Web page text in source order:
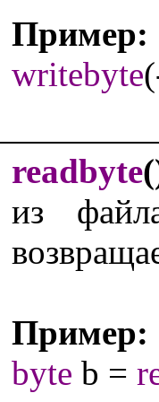
Пример:
writebyte
readbyte
из
Пример:
byte b =